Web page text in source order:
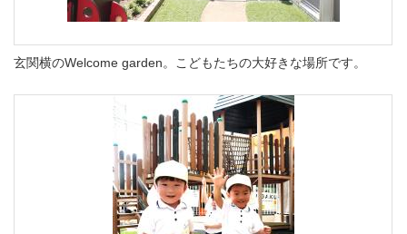
玄関横のWelcome garden。こどもたちの大好きな場所です。